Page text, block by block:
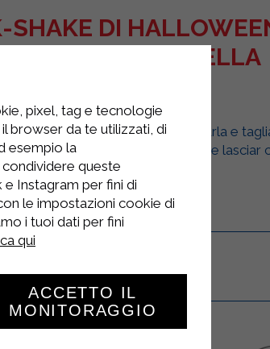
SHAKE DI
ZUCCA E CANNELLA
della purea di zucca, sbucciarla e
di acqua leggermente salata e lasciar
pixel, tag e tecnologie
browser da te utilizzati, di
esempio la
queste
Instagram per fini di
le impostazioni cookie di
i tuoi dati per fini
qui
ACCETTO IL
MONITORAGGIO